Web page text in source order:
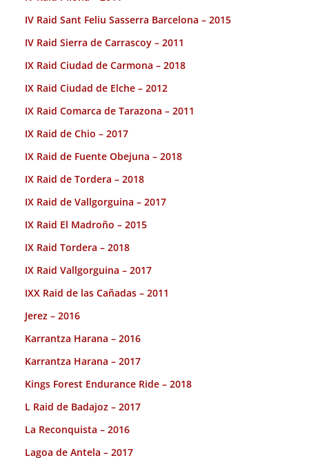
IV Raid Sant Feliu Sasserra Barcelona – 2015
IV Raid Sierra de Carrascoy – 2011
IX Raid Ciudad de Carmona – 2018
IX Raid Ciudad de Elche – 2012
IX Raid Comarca de Tarazona – 2011
IX Raid de Chio – 2017
IX Raid de Fuente Obejuna – 2018
IX Raid de Tordera – 2018
IX Raid de Vallgorguina – 2017
IX Raid El Madroño – 2015
IX Raid Tordera – 2018
IX Raid Vallgorguina – 2017
IXX Raid de las Cañadas – 2011
Jerez – 2016
Karrantza Harana – 2016
Karrantza Harana – 2017
Kings Forest Endurance Ride – 2018
L Raid de Badajoz – 2017
La Reconquista – 2016
Lagoa de Antela – 2017